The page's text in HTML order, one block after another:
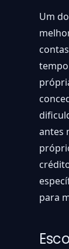
Um
antes
para